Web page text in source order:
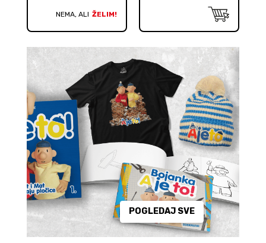
NEMA, ALI ŽELIM!
POGLEDAJ SVE